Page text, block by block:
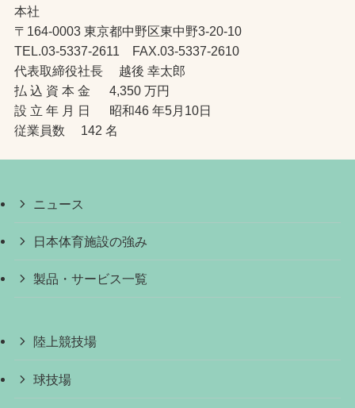
本社
〒164-0003 東京都中野区東中野3-20-10
TEL.03-5337-2611 FAX.03-5337-2610
代表取締役社長 越後 幸太郎
払 込 資 本 金 4,350 万円
設 立 年 月 日 昭和46 年5月10日
従業員数 142 名
ニュース
日本体育施設の強み
製品・サービス一覧
陸上競技場
球技場